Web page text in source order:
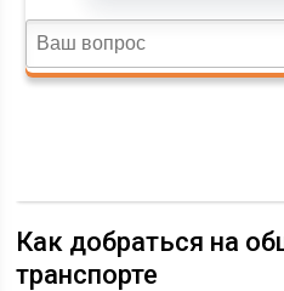
Как добраться на
транспорте